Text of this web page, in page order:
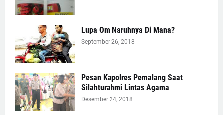
Lupa Om Naruhnya Di Mana?
September 26, 2018
Pesan Kapolres Pemalang Saat
Silahturahmi Lintas Agama
Desember 24, 2018